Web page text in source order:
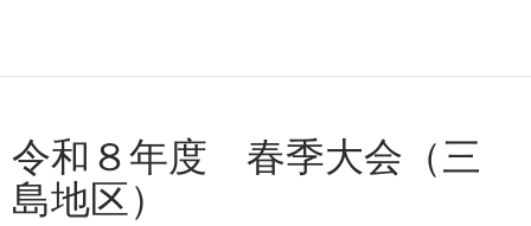
令和８年度 春季大会（三
島地区）